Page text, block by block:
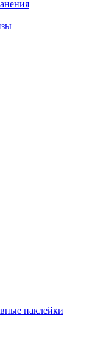
наклейки